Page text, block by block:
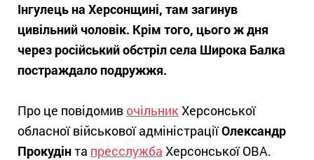
Інгулець на Херсонщині, там загинув
цивільний чоловік. Крім того, цього ж дня
через російський обстріл села Широка Балка
постраждало подружжя.
Про це повідомив очільникХерсонської
обласної військової адміністраціїОлександр
Прокудінта пресслужба Херсонської ОВА.